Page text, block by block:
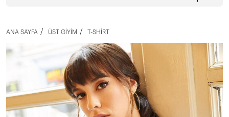
ANA SAYFA ÜST GIYIM T-SHIRT